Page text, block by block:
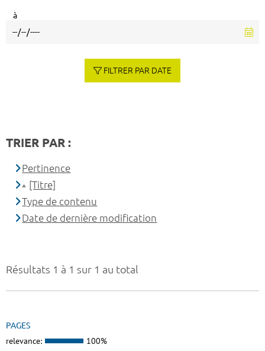
Résultats 1 à 1 sur 1 au total
PAGES
relevance: 100%
à
FILTRER PAR DATE
TRIER PAR :
Pertinence
[Titre]
Type de contenu
Date de dernière modification